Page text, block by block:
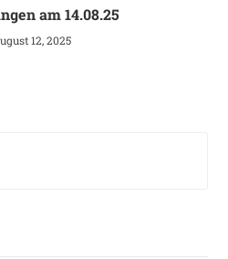
am 14.08.25
12, 2025